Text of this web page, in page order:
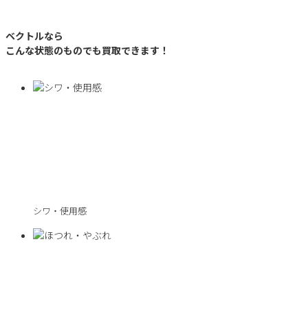
ベクトルなら
こんな状態のものでも買取できます！
シワ・使用感